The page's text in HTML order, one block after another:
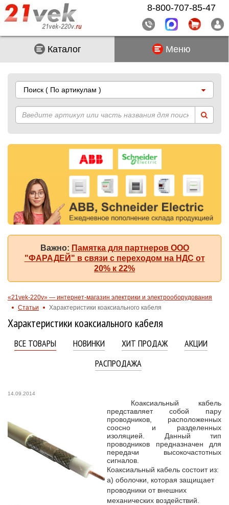
Каталог Меню
Поиск ( По артикулам )
Важно: Памятка для партнеров ООО
"ФАРАДЕЙ" в связи с переходом на НДС от
20% к 22%
«21vek-220v» — интернет-магазин электрики и электрооборудования
Статьи
Характеристики коаксиального кабеля
Характеристики коаксиального кабеля
ВСЕ ТОВАРЫ НОВИНКИ ХИТ ПРОДАЖ
АКЦИИ
РАСПРОДАЖА
14.09.2014
Коаксиальный кабель
представляет собой пару
проводников, расположенных
соосно и разделенных
изоляцией. Данный тип
проводников предназначен для
передачи высокочастотных
сигналов.
Коаксиальный кабель состоит из:
а) оболочки, которая защищает
проводники от внешних
механических воздействий.
8-800-707-85-47